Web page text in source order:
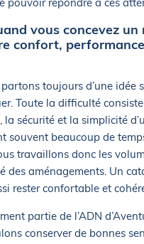
vous concevez
confort,
toujours d’une idée
Toute la difficulté
sécurité et la simplicité
souvent beaucoup de
travaillons donc les
des aménagements. Un
rester confortable et
partie de l’ADN
conserver de bonnes